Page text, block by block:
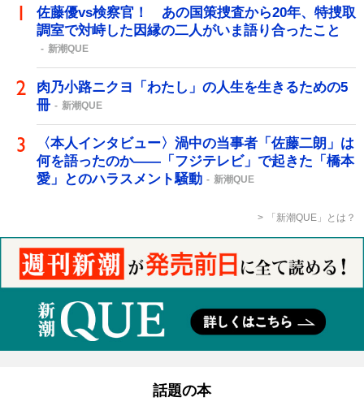
佐藤優vs検察官！ あの国策捜査から20年、特捜取
調室で対峙した因縁の二人がいま語り合ったこと
新潮QUE
肉乃小路ニクヨ「わたし」の人生を生きるための5
冊
新潮QUE
〈本人インタビュー〉渦中の当事者「佐藤二朗」は
何を語ったのか――「フジテレビ」で起きた「橋本
愛」とのハラスメント騒動
新潮QUE
「新潮QUE」とは？
話題の本